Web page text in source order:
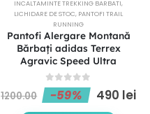
INCALTAMINTE TREKKING BARBATI,
LICHIDARE DE STOC, PANTOFI TRAIL
RUNNING
Pantofi Alergare Montană
Bărbați adidas Terrex
Agravic Speed Ultra
0out of 5
1200.00 -59% 490 lei